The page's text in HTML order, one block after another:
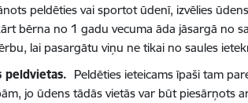
peldēties vai sportot ūdenī, izvēlies
bērna no 1 gadu vecuma āda jāsargā no
lai pasargātu viņu ne tikai no saules
peldvietas. Peldēties ieteicams īpaši tam
jo ūdens tādās vietās var būt piesārņots